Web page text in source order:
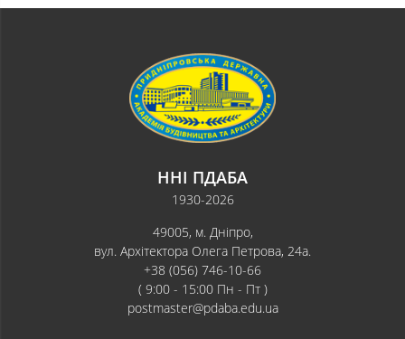
ННІ ПДАБА
1930-2026
49005, м. Дніпро,
вул. Архітектора Олега Петрова, 24а.
+38 (056) 746-10-66
( 9:00 - 15:00 Пн - Пт )
postmaster@pdaba.edu.ua